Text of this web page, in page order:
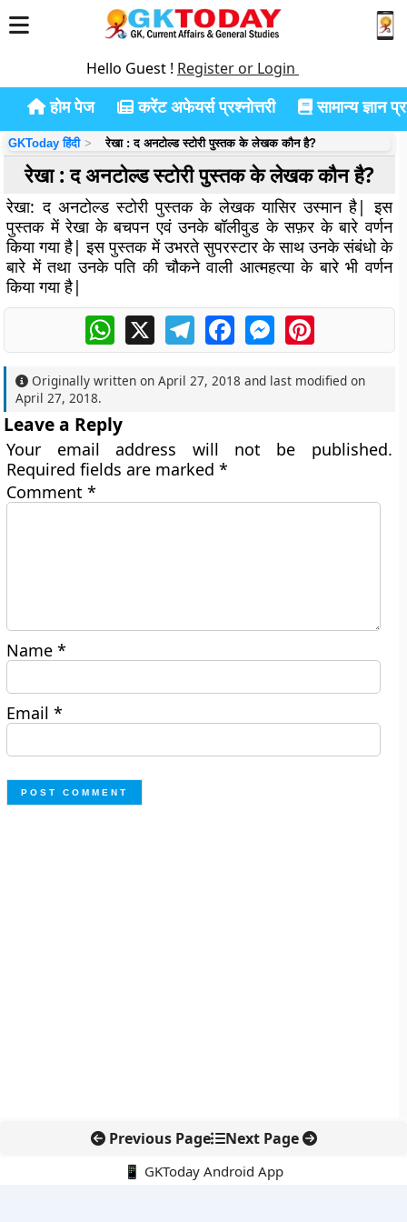
Hello Guest ! Register or Login
होम पेज करेंट अफेयर्स प्रश्नोत्तरी सामान्य ज्ञान
GKToday हिंदी रेखा : द अनटोल्ड स्टोरी पुस्तक के लेखक कौन है?
रेखा : द अनटोल्ड स्टोरी पुस्तक के लेखक कौन है?
रेखा: द अनटोल्ड स्टोरी पुस्तक के लेखक यासिर उस्मान है| इस
पुस्तक में रेखा के बचपन एवं उनके बॉलीवुड के सफ़र के बारे वर्णन
किया गया है| इस पुस्तक में उभरते सुपरस्टार के साथ उनके संबंधो के
बारे में तथा उनके पति की चौकने वाली आत्महत्या के बारे भी वर्णन
किया गया है|
WhatsApp
X TelegramFacebookMessengerPinterest
Originally written onApril 27, 2018 and last modified on
April 27, 2018.
Leave a Reply
Your email address will not be published.
Required fields are marked*
Comment*
Name*
Email*
Previous Page Next Page
📱 GKToday Android App